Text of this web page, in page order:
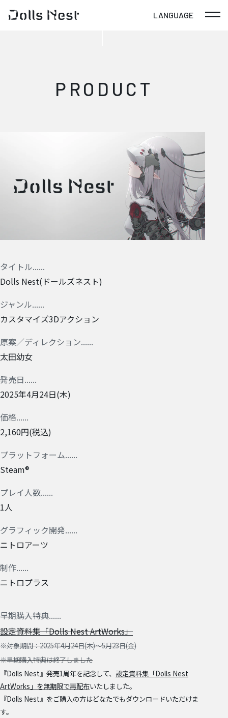
LANGUAGE
PRODUCT
タイトル
Dolls Nest(ドールズネスト)
ジャンル
カスタマイズ3Dアクション
原案／ディレクション
太田幼女
発売日
2025年4月24日(木)
価格
2,160円(税込)
プラットフォーム
Steam®
プレイ人数
1人
グラフィック開発
ニトロアーツ
制作
ニトロプラス
早期購入特典
設定資料集「Dolls Nest ArtWorks」
※対象期間：2025年4月24日(木)～5月23日(金)
※早期購入特典は終了しました
『Dolls Nest』発売1周年を記念して、 設定資料集「Dolls Nest
ArtWorks」を無期限で再配布いたしました。
『Dolls Nest』をご購入の方はどなたでもダウンロードいただけま
す。